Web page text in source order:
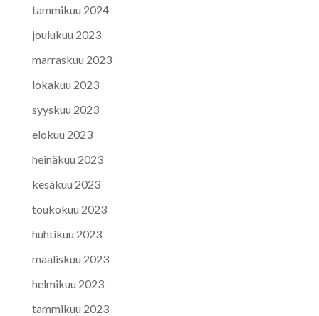
tammikuu 2024
joulukuu 2023
marraskuu 2023
lokakuu 2023
syyskuu 2023
elokuu 2023
heinäkuu 2023
kesäkuu 2023
toukokuu 2023
huhtikuu 2023
maaliskuu 2023
helmikuu 2023
tammikuu 2023